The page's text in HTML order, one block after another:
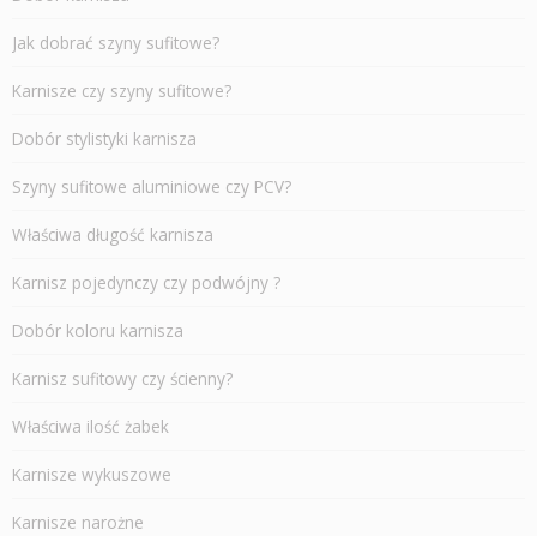
Jak dobrać szyny sufitowe?
Karnisze czy szyny sufitowe?
Dobór stylistyki karnisza
Szyny sufitowe aluminiowe czy PCV?
Właściwa długość karnisza
Karnisz pojedynczy czy podwójny ?
Dobór koloru karnisza
Karnisz sufitowy czy ścienny?
Właściwa ilość żabek
Karnisze wykuszowe
Karnisze narożne